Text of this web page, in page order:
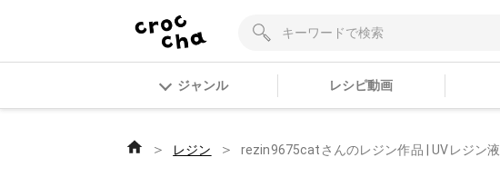
ジャンル レシピ動画
＞ レジン ＞ rezin9675catさんのレジン作品 | UVレジン液